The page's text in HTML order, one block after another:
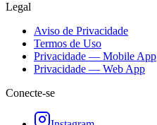
Legal
Aviso de Privacidade
Termos de Uso
Privacidade — Mobile App
Privacidade — Web App
Conecte-se